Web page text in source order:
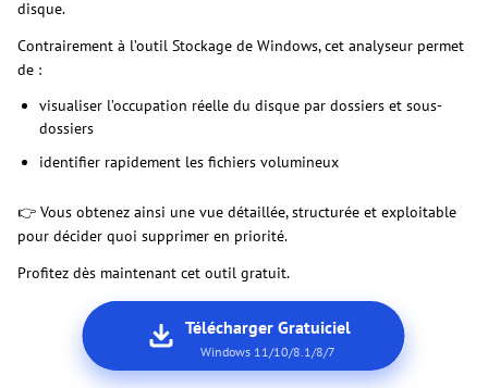
disque.
Contrairement à l’outil Stockage de Windows, cet analyseur permet
de :
visualiser l’occupation réelle du disque par dossiers et sous-
dossiers
identifier rapidement les fichiers volumineux
👉 Vous obtenez ainsi une vue détaillée, structurée et exploitable
pour décider quoi supprimer en priorité.
Profitez dès maintenant cet outil gratuit.
Télécharger Gratuiciel
Windows 11/10/8.1/8/7